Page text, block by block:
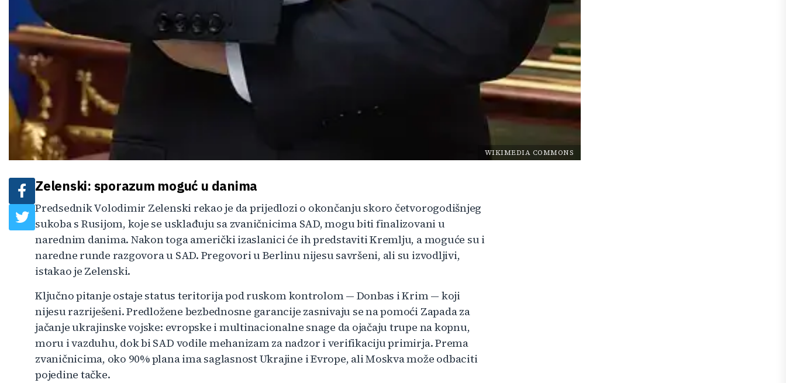
WIKIMEDIA COMMONS
Zelenski: sporazum moguć u danima
Predsednik Volodimir Zelenski rekao je da prijedlozi o okončanju skoro četvorogodišnjeg
sukoba s Rusijom, koje se usklađuju sa zvaničnicima SAD, mogu biti finalizovani u
narednim danima. Nakon toga američki izaslanici će ih predstaviti Kremlju, a moguće su i
naredne runde razgovora u SAD. Pregovori u Berlinu nijesu savršeni, ali su izvodljivi,
istakao je Zelenski.
Ključno pitanje ostaje status teritorija pod ruskom kontrolom — Donbas i Krim — koji
nijesu razriješeni. Predložene bezbednosne garancije zasnivaju se na pomoći Zapada za
jačanje ukrajinske vojske: evropske i multinacionalne snage da ojačaju trupe na kopnu,
moru i vazduhu, dok bi SAD vodile mehanizam za nadzor i verifikaciju primirja. Prema
zvaničnicima, oko 90% plana ima saglasnost Ukrajine i Evrope, ali Moskva može odbaciti
pojedine tačke.